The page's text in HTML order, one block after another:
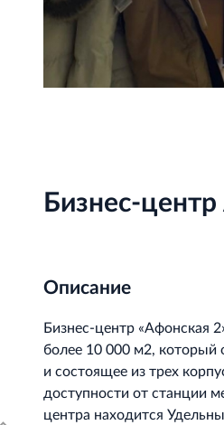
Бизнес-
Описание
Бизнес-центр «Афонская
более 10 000 м2, который
и состоящее из трех
доступности от станции
центра находится